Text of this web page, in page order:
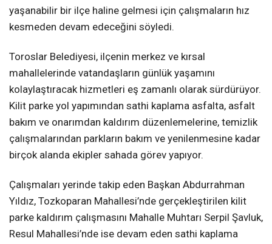
yaşanabilir bir ilçe haline gelmesi için çalışmaların hız
kesmeden devam edeceğini söyledi.
Toroslar Belediyesi, ilçenin merkez ve kırsal
mahallelerinde vatandaşların günlük yaşamını
kolaylaştıracak hizmetleri eş zamanlı olarak sürdürüyor.
Kilit parke yol yapımından sathi kaplama asfalta, asfalt
bakım ve onarımdan kaldırım düzenlemelerine, temizlik
çalışmalarından parkların bakım ve yenilenmesine kadar
birçok alanda ekipler sahada görev yapıyor.
Çalışmaları yerinde takip eden Başkan Abdurrahman
Yıldız, Tozkoparan Mahallesi’nde gerçekleştirilen kilit
parke kaldırım çalışmasını Mahalle Muhtarı Serpil Şavluk,
Resul Mahallesi’nde ise devam eden sathi kaplama